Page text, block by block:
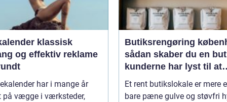
klassisk
og effektiv reklame
har i mange år
vægge i værksteder,
Butiksrengøring
sådan skaber du en
kunderne har lyst til at
komme tilbage til
Et rent butikslokale er mere
bare pæne gulve og støvfri